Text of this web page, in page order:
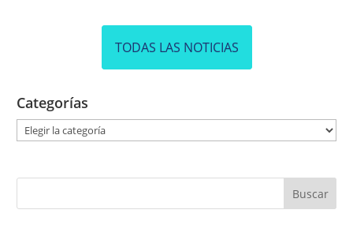
TODAS LAS NOTICIAS
Categorías
a
g